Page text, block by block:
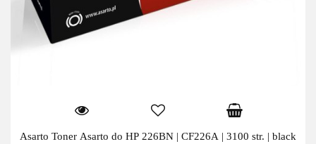
Asarto Toner Asarto do HP 226BN | CF226A | 3100 str. | black